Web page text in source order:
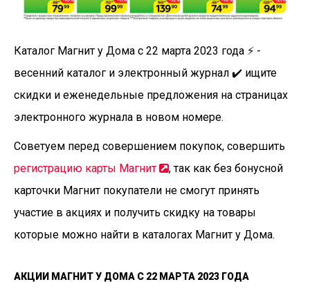
Каталог Магнит у Дома с 22 марта 2023 года ⚡️ -
весенний каталог и электронный журнал ✔️ ищите
скидки и еженедельные предложения на страницах
электронного журнала в новом номере.
Советуем перед совершением покупок, совершить
регистрацию карты Магнит
, так как без бонусной
карточки Магнит покупатели не смогут принять
участие в акциях и получить скидку на товары
которые можно найти в каталогах Магнит у Дома.
АКЦИИ МАГНИТ У ДОМА С 22 МАРТА 2023 ГОДА